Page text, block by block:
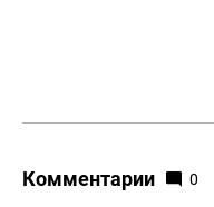
Комментарии 0